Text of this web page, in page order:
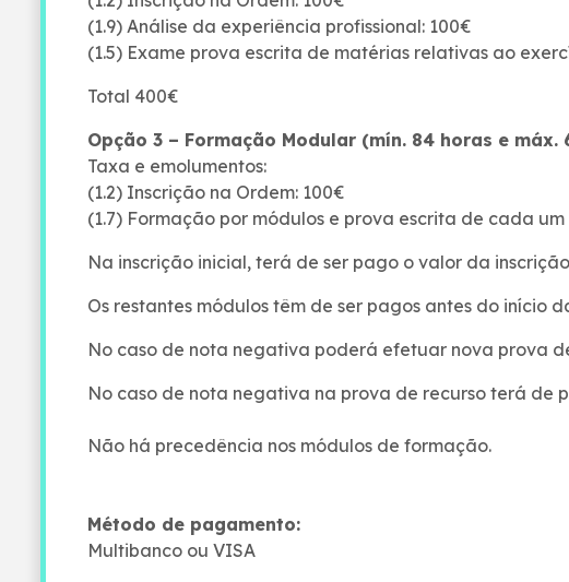
(1.9) Análise da experiência profissional: 100€
(1.5) Exame prova escrita de matérias relativas ao
Total 400€
Opção 3 – Formação Modular (mín. 84 horas e máx.
Taxa e emolumentos:
(1.2) Inscrição na Ordem: 100€
(1.7) Formação por módulos e prova escrita de cada
Na inscrição inicial, terá de ser pago o valor da
Os restantes módulos têm de ser pagos antes do início
No caso de nota negativa poderá efetuar nova prova
No caso de nota negativa na prova de recurso terá de
Não há precedência nos módulos de formação.
Método de pagamento:
Multibanco ou VISA